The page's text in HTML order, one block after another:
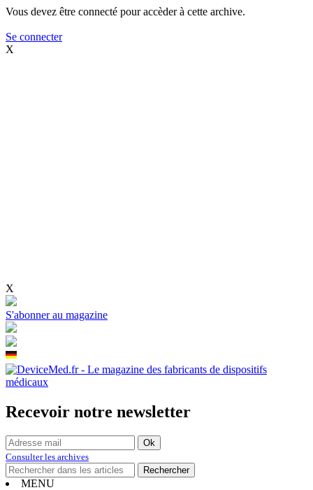
Vous devez être connecté pour accèder à cette archive.
Se connecter
X
X
S'abonner au magazine
Recevoir notre newsletter
Consulter les archives
MENU